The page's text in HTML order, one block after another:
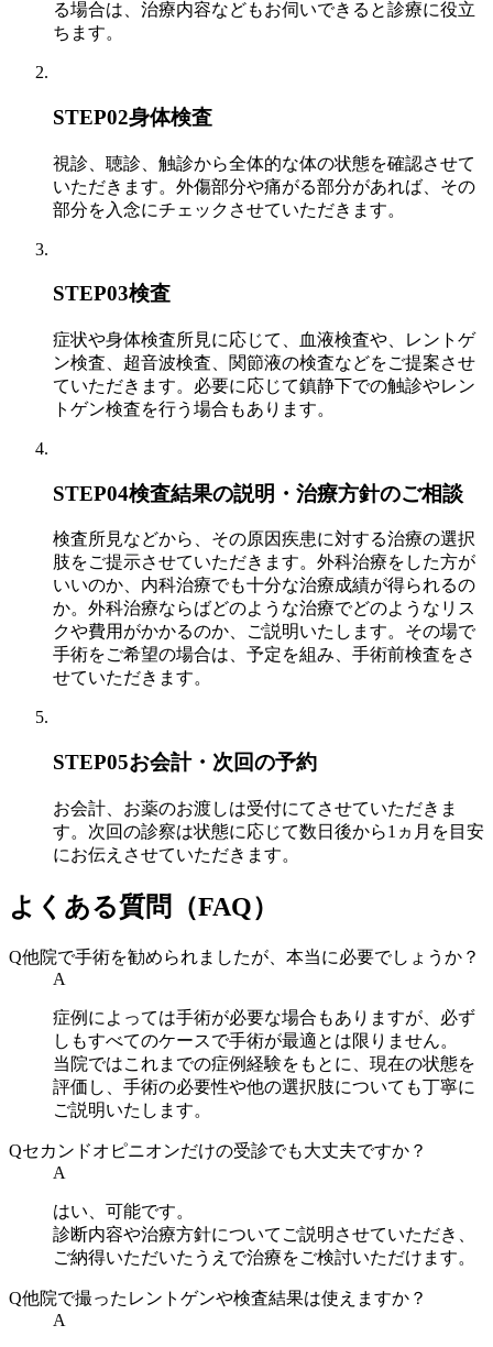
る場合は、治療内容などもお伺いできると診療に役立
ちます。
STEP02身体検査
視診、聴診、触診から全体的な体の状態を確認させて
いただきます。外傷部分や痛がる部分があれば、その
部分を入念にチェックさせていただきます。
STEP03検査
症状や身体検査所見に応じて、血液検査や、レントゲ
ン検査、超音波検査、関節液の検査などをご提案させ
ていただきます。必要に応じて鎮静下での触診やレン
トゲン検査を行う場合もあります。
STEP04検査結果の説明・治療方針のご相談
検査所見などから、その原因疾患に対する治療の選択
肢をご提示させていただきます。外科治療をした方が
いいのか、内科治療でも十分な治療成績が得られるの
か。外科治療ならばどのような治療でどのようなリス
クや費用がかかるのか、ご説明いたします。その場で
手術をご希望の場合は、予定を組み、手術前検査をさ
せていただきます。
STEP05お会計・次回の予約
お会計、お薬のお渡しは受付にてさせていただきま
す。次回の診察は状態に応じて数日後から1ヵ月を目安
にお伝えさせていただきます。
よくある質問（FAQ）
Q他院で手術を勧められましたが、本当に必要でしょうか？
A
症例によっては手術が必要な場合もありますが、必ず
しもすべてのケースで手術が最適とは限りません。
当院ではこれまでの症例経験をもとに、現在の状態を
評価し、手術の必要性や他の選択肢についても丁寧に
ご説明いたします。
Qセカンドオピニオンだけの受診でも大丈夫ですか？
A
はい、可能です。
診断内容や治療方針についてご説明させていただき、
ご納得いただいたうえで治療をご検討いただけます。
Q他院で撮ったレントゲンや検査結果は使えますか？
A